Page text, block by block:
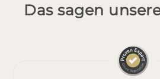
Das sagen